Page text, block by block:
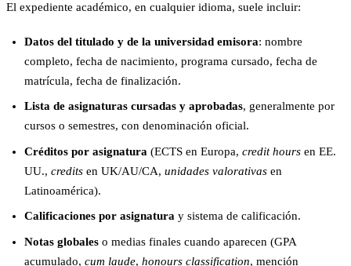
El expediente académico, en cualquier idioma, suele incluir:
Datos del titulado y de la universidad emisora: nombre
completo, fecha de nacimiento, programa cursado, fecha de
matrícula, fecha de finalización.
Lista de asignaturas cursadas y aprobadas, generalmente por
cursos o semestres, con denominación oficial.
Créditos por asignatura (ECTS en Europa, credit hoursen EE.
UU., creditsen UK/AU/CA, unidades valorativasen
Latinoamérica).
Calificaciones por asignaturay sistema de calificación.
Notas globaleso medias finales cuando aparecen (GPA
acumulado, cum laude, honours classification, mención